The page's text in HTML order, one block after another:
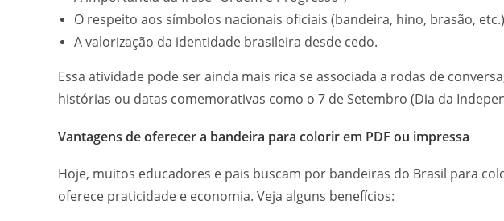
O respeito aos símbolos nacionais oficiais (bandeira, hino, brasão,
A valorização da identidade brasileira desde cedo.
Essa atividade pode ser ainda mais rica se associada a rodas de
histórias ou datas comemorativas como o 7 de Setembro (Dia da
Vantagens de oferecer a bandeira para colorir em PDF ou impressa
Hoje, muitos educadores e pais buscam por bandeiras do Brasil para
oferece praticidade e economia. Veja alguns benefícios: